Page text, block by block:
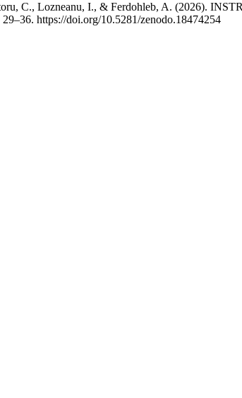
C., Lozneanu, I., & Ferdohleb, A. (2026).
29–36. https://doi.org/10.5281/zenodo.18474254